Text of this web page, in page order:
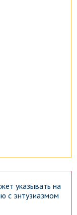
указывать на
с энтузиазмом